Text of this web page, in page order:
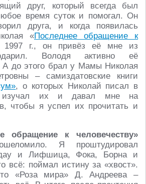
друг, который всегда был
время суток и помогал. Он
друга, и когда появилась
«Последнее обращение к
г., он привёз её мне из
Володя активно её
А до этого брал у Мамы Николая
– самиздатовские книги
, о которых Николай писал в
изучал их и давал мне на
чтобы я успел их прочитать и
обращение к человечеству»
Я проштудировал
и Лифшица, Фока, Борна и
всё: поймал истину за «хвост».
«Роза мира» Д. Андреева –